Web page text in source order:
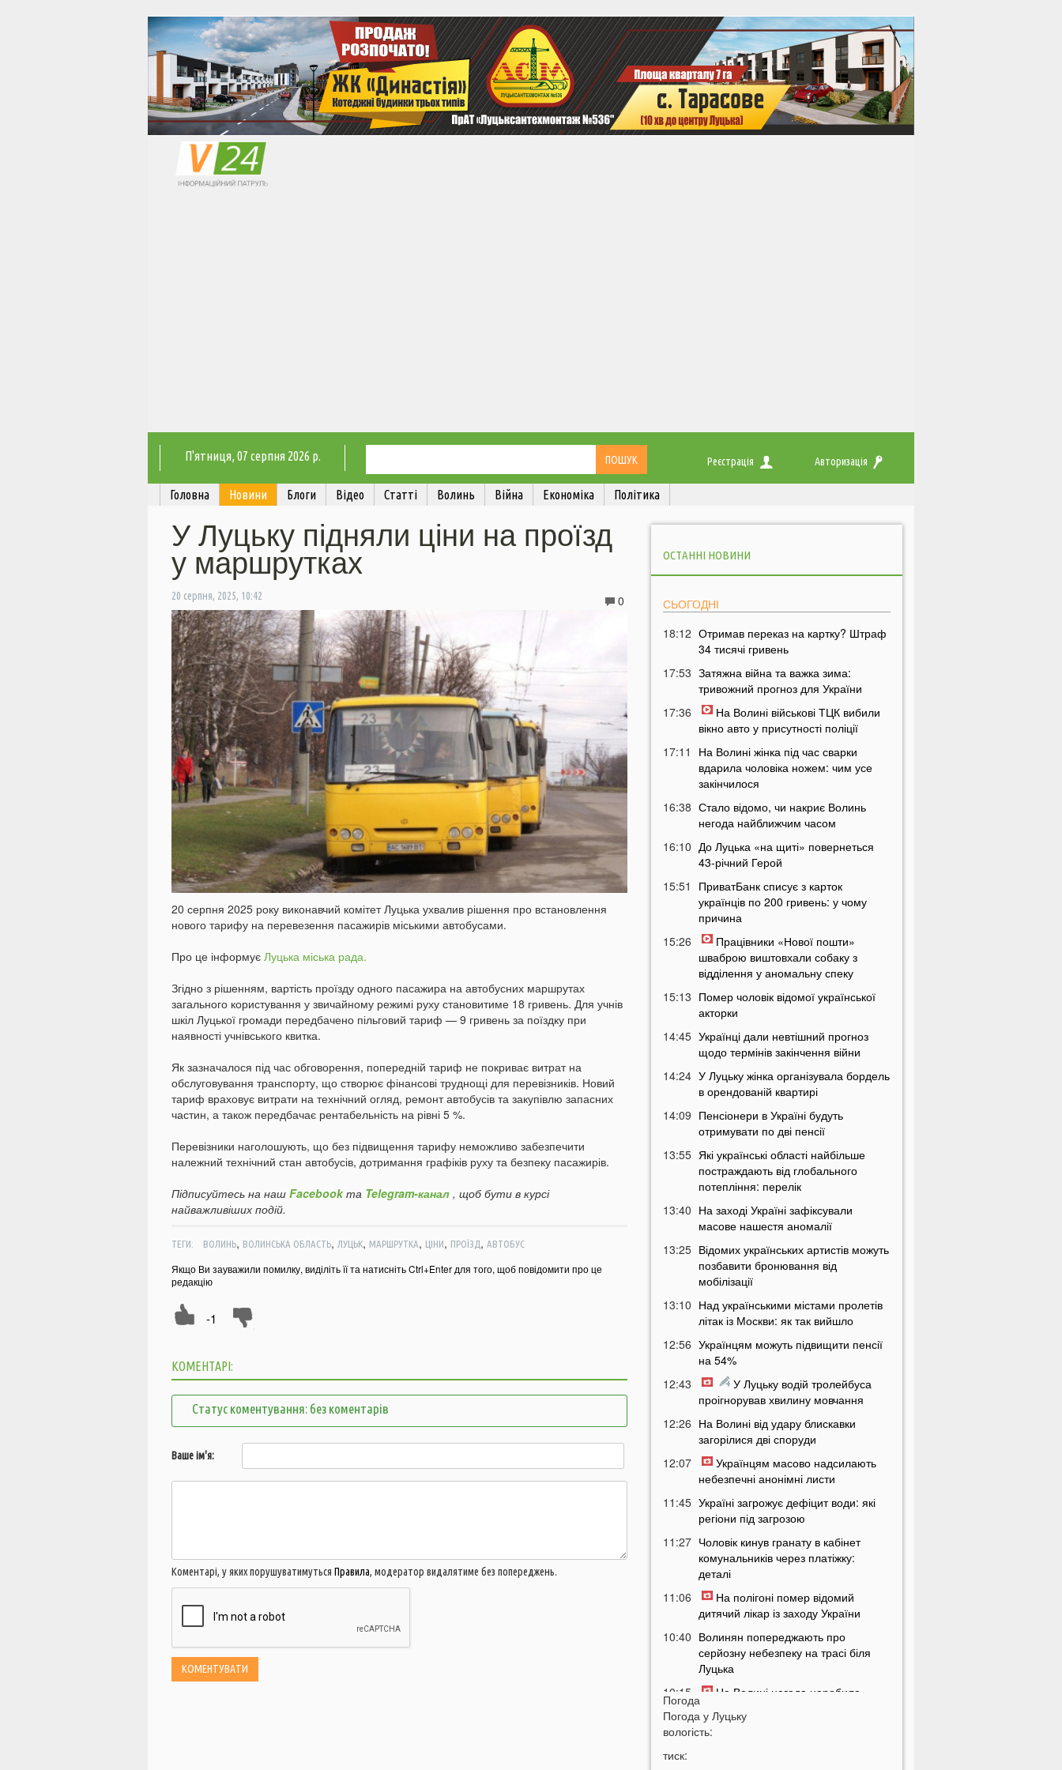
П'ятниця, 07 серпня 2026 р. Реєстрація Авторизація
Головна Новини Блоги Відео Статті Волинь Війна Економіка Політика
У Луцьку підняли ціни на проїзд
у маршрутках
20 серпня, 2025, 10:42 0
20 серпня 2025 року виконавчий комітет Луцька ухвалив рішення про встановлення
нового тарифу на перевезення пасажирів міськими автобусами.
Про це інформує Луцька міська рада.
Згідно з рішенням, вартість проїзду одного пасажира на автобусних маршрутах
загального користування у звичайному режимі руху становитиме 18 гривень. Для учнів
шкіл Луцької громади передбачено пільговий тариф — 9 гривень за поїздку при
наявності учнівського квитка.
Як зазначалося під час обговорення, попередній тариф не покриває витрат на
обслуговування транспорту, що створює фінансові труднощі для перевізників. Новий
тариф враховує витрати на технічний огляд, ремонт автобусів та закупівлю запасних
частин, а також передбачає рентабельність на рівні 5 %.
Перевізники наголошують, що без підвищення тарифу неможливо забезпечити
належний технічний стан автобусів, дотримання графіків руху та безпеку пасажирів.
Підписуйтесь на наш Facebookта Telegram-канал , щоб бути в курсі
найважливіших подій.
ТЕГИ: ВОЛИНЬ, ВОЛИНСЬКА ОБЛАСТЬ, ЛУЦЬК, МАРШРУТКА, ЦІНИ, ПРОЇЗД, АВТОБУС
Якщо Ви зауважили помилку, виділіть її та натисніть Ctrl+Enter для того, щоб повідомити про це
редакцію
-1
КОМЕНТАРІ:
Статус коментування: без коментарів
Ваше ім'я:
Коментарі, у яких порушуватимуться Правила, модератор видалятиме без попереджень.
ОСТАННІ НОВИНИ
СЬОГОДНІ
18:12 Отримав переказ на картку? Штраф
34 тисячі гривень
17:53 Затяжна війна та важка зима:
тривожний прогноз для України
17:36
На Волині військові ТЦК вибили
вікно авто у присутності поліції
17:11
На Волині жінка під час сварки
вдарила чоловіка ножем: чим усе
закінчилося
16:38 Стало відомо, чи накриє Волинь
негода найближчим часом
16:10 До Луцька «на щиті» повернеться
43-річний Герой
15:51
ПриватБанк списує з карток
українців по 200 гривень: у чому
причина
15:26
Працівники «Нової пошти»
шваброю виштовхали собаку з
відділення у аномальну спеку
15:13 Помер чоловік відомої української
акторки
14:45 Українці дали невтішний прогноз
щодо термінів закінчення війни
14:24 У Луцьку жінка організувала бордель
в орендованій квартирі
14:09 Пенсіонери в Україні будуть
отримувати по дві пенсії
13:55 Які українські області найбільше
постраждають від глобального
потепління: перелік
13:40 На заході Україні зафіксували
масове нашестя аномалії
13:25 Відомих українських артистів можуть
позбавити бронювання від
мобілізації
13:10 Над українськими містами пролетів
літак із Москви: як так вийшло
12:56 Українцям можуть підвищити пенсії
на 54%
12:43
У Луцьку водій тролейбуса
проігнорував хвилину мовчання
12:26 На Волині від удару блискавки
загорілися дві споруди
12:07
Українцям масово надсилають
небезпечні анонімні листи
11:45 Україні загрожує дефіцит води: які
регіони під загрозою
11:27 Чоловік кинув гранату в кабінет
комунальників через платіжку:
деталі
11:06
На полігоні помер відомий
дитячий лікар із заходу України
10:40 Волинян попереджають про
серйозну небезпеку на трасі біля
Луцька
10:15
На Волині негода наробила
лиха: показали наслідки
09:47 У Луцьку зафіксували нову
Погода
Погода у Луцьку
вологість:
тиск: